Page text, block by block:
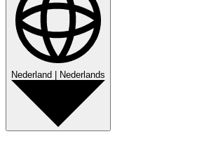
Nederland | Nederlands